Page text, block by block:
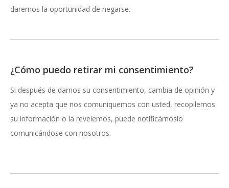
daremos la oportunidad de negarse.
¿Cómo puedo retirar mi consentimiento?
Si después de darnos su consentimiento, cambia de opinión y
ya no acepta que nos comuniquemos con usted, recopilemos
su información o la revelemos, puede notificárnoslo
comunicándose con nosotros.